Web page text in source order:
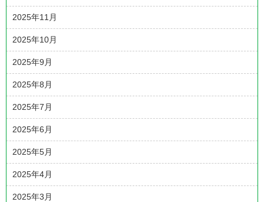
2025年11月
2025年10月
2025年9月
2025年8月
2025年7月
2025年6月
2025年5月
2025年4月
2025年3月